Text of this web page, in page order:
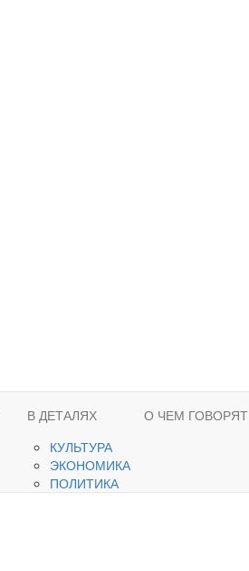
В ДЕТАЛЯХ
КУЛЬТУРА
ЭКОНОМИКА
ПОЛИТИКА
О ЧЕМ ГОВОРЯТ